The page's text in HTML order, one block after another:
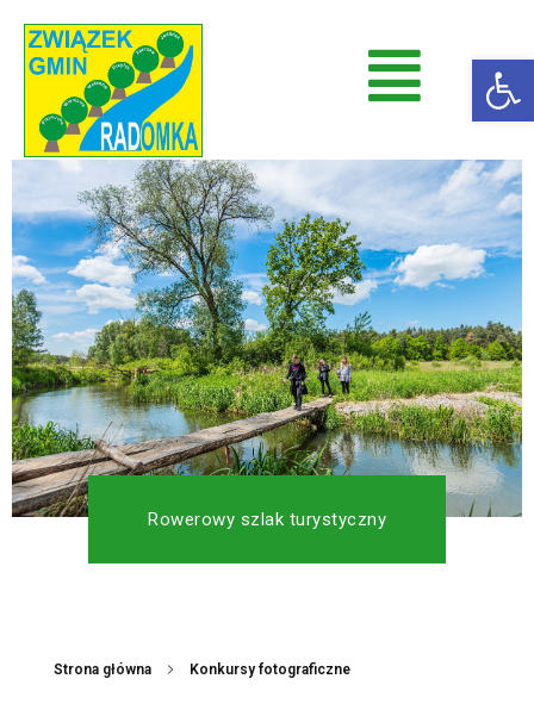
Radomka
Rowerowy szlak turystyczny
Strona główna Konkursy fotograficzne